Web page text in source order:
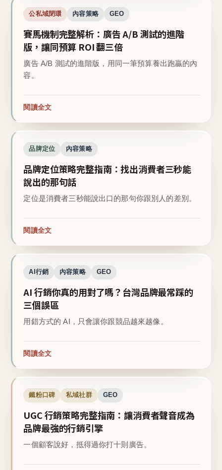
公私域閉環 內容策略 GEO
賽馬機制完整解析：廣告 A/B 測試的進階
版，讓同預算 ROI 翻三倍
廣告 A/B 測試的進階版，用同一筆預算養出跑贏的內
容。
閱讀全文
品牌定位 內容策略
品牌定位策略完整指南：找出消費者三秒能
說出的那句話
定位是消費者三秒能說出口的那句你跟別人的差別。
閱讀全文
AI行銷 內容策略 GEO
AI 行銷你真的用對了嗎？台灣品牌最常踩的
三個誤區
用錯方式的 AI，只會讓你跟競品越來越像。
閱讀全文
鐵粉口碑 私域社群 GEO
UGC 行銷策略完整指南：讓消費者聲音成為
品牌最強的行銷引擎
一個顧客說好，抵得過你打十則廣告。